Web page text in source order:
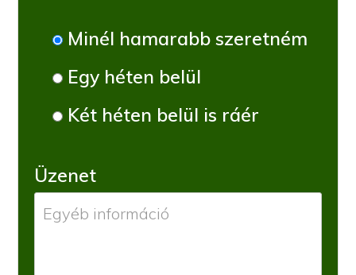
Minél hamarabb szeretném
Egy héten belül
Két héten belül is ráér
Üzenet